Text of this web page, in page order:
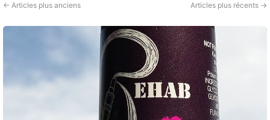
← Articles plus anciens Articles plus récents →